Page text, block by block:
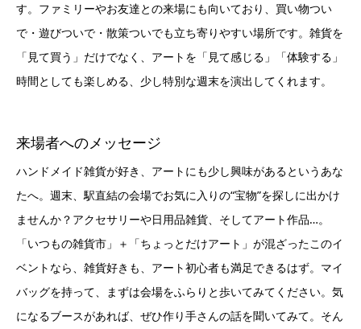
す。ファミリーやお友達との来場にも向いており、買い物つい
で・遊びついで・散策ついでも立ち寄りやすい場所です。雑貨を
「見て買う」だけでなく、アートを「見て感じる」「体験する」
時間としても楽しめる、少し特別な週末を演出してくれます。
来場者へのメッセージ
ハンドメイド雑貨が好き、アートにも少し興味があるというあな
たへ。週末、駅直結の会場でお気に入りの“宝物”を探しに出かけ
ませんか？アクセサリーや日用品雑貨、そしてアート作品…。
「いつもの雑貨市」＋「ちょっとだけアート」が混ざったこのイ
ベントなら、雑貨好きも、アート初心者も満足できるはず。マイ
バッグを持って、まずは会場をふらりと歩いてみてください。気
になるブースがあれば、ぜひ作り手さんの話を聞いてみて。そん